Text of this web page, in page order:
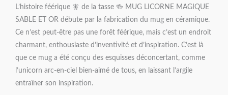
L’histoire féérique 🧚 de la tasse 🍻 MUG LICORNE MAGIQUE
SABLE ET OR débute par la fabrication du mug en céramique.
Ce n’est peut-être pas une forêt féérique, mais c’est un endroit
charmant, enthousiaste d’inventivité et d’inspiration. C’est là
que ce mug a été conçu des esquisses déconcertant, comme
l’unicorn arc-en-ciel bien-aimé de tous, en laissant l’argile
entraîner son inspiration.